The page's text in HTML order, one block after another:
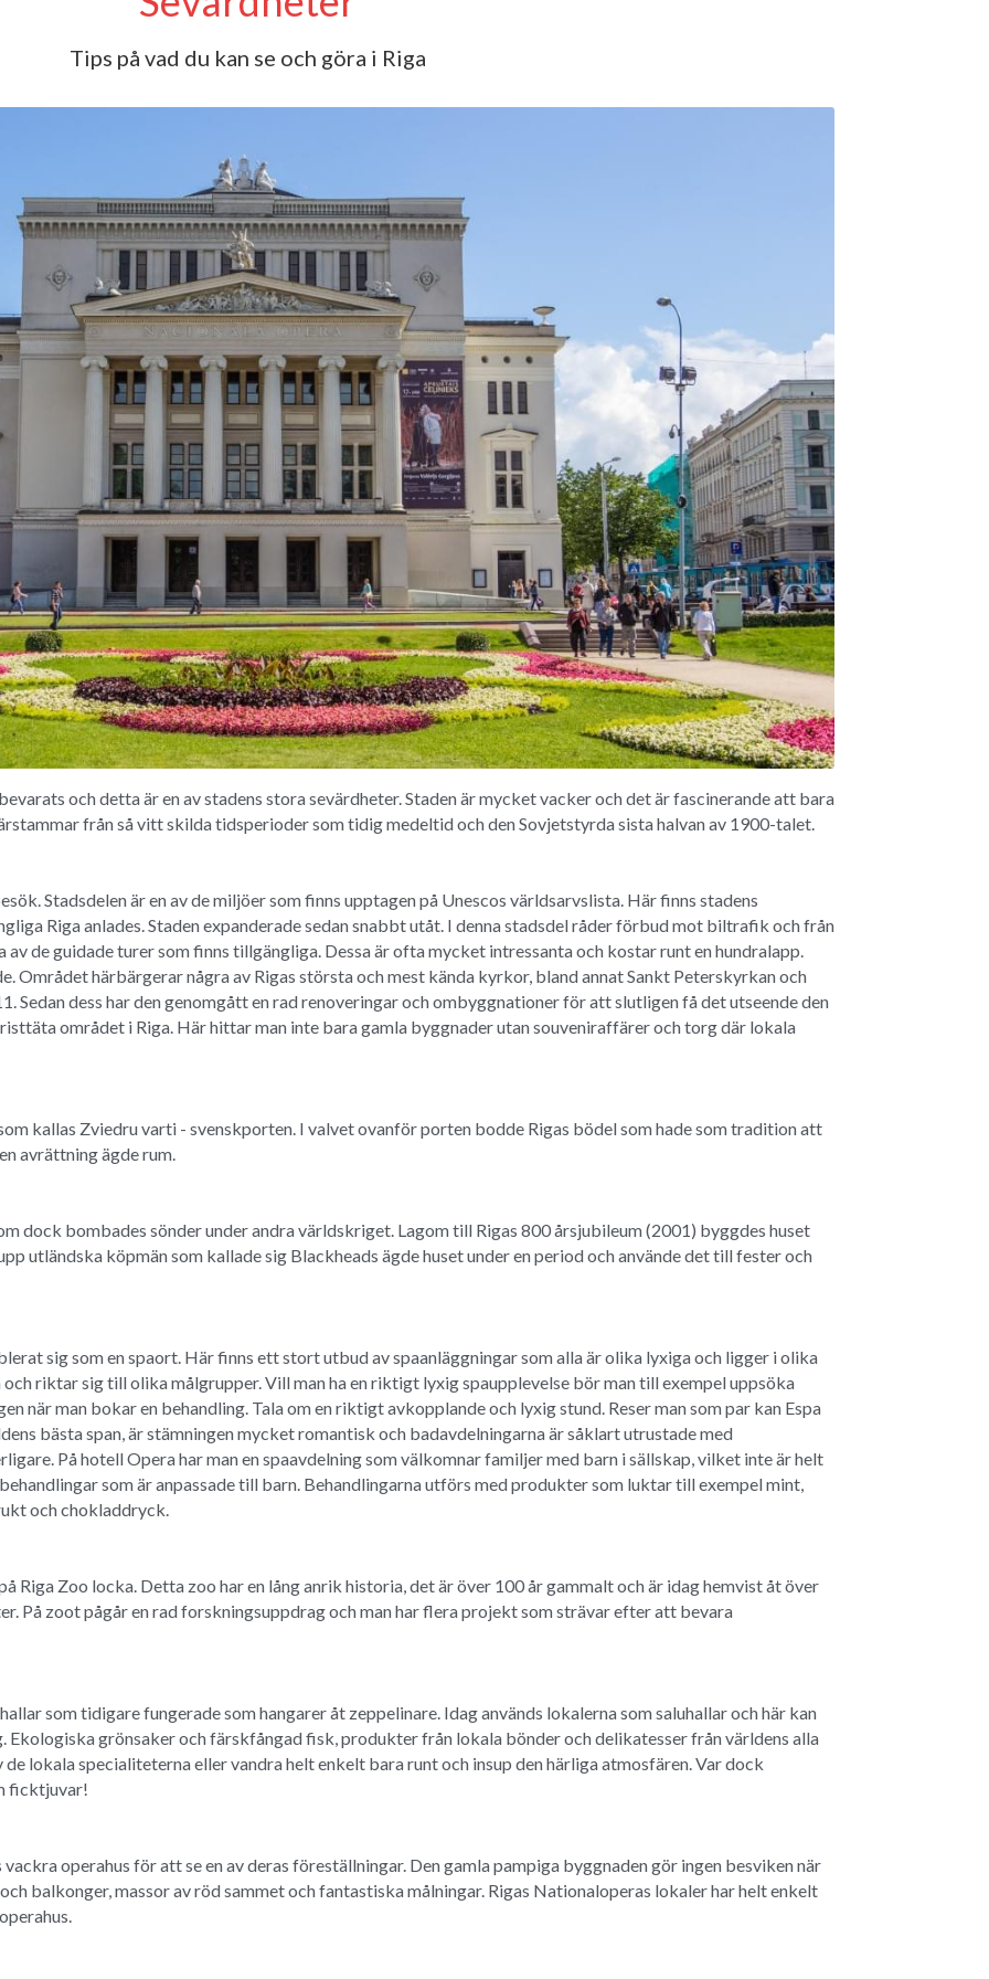
Tips på vad du kan se och göra i Riga
och detta är en av stadens stora sevärdheter. Staden är mycket vacker och det är fascinerande att bara
från så vitt skilda tidsperioder som tidig medeltid och den Sovjetstyrda sista halvan av 1900-talet.
Stadsdelen är en av de miljöer som finns upptagen på Unescos världsarvslista. Här finns stadens
Riga anlades. Staden expanderade sedan snabbt utåt. I denna stadsdel råder förbud mot biltrafik och från
de guidade turer som finns tillgängliga. Dessa är ofta mycket intressanta och kostar runt en hundralapp.
Området härbärgerar några av Rigas största och mest kända kyrkor, bland annat Sankt Peterskyrkan och
Sedan dess har den genomgått en rad renoveringar och ombyggnationer för att slutligen få det utseende den
området i Riga. Här hittar man inte bara gamla byggnader utan souveniraffärer och torg där lokala
kallas Zviedru varti - svenskporten. I valvet ovanför porten bodde Rigas bödel som hade som tradition att
avrättning ägde rum.
dock bombades sönder under andra världskriget. Lagom till Rigas 800 årsjubileum (2001) byggdes huset
utländska köpmän som kallade sig Blackheads ägde huset under en period och använde det till fester och
sig som en spaort. Här finns ett stort utbud av spaanläggningar som alla är olika lyxiga och ligger i olika
riktar sig till olika målgrupper. Vill man ha en riktigt lyxig spaupplevelse bör man till exempel uppsöka
när man bokar en behandling. Tala om en riktigt avkopplande och lyxig stund. Reser man som par kan Espa
bästa span, är stämningen mycket romantisk och badavdelningarna är såklart utrustade med
På hotell Opera har man en spaavdelning som välkomnar familjer med barn i sällskap, vilket inte är helt
som är anpassade till barn. Behandlingarna utförs med produkter som luktar till exempel mint,
och chokladdryck.
Riga Zoo locka. Detta zoo har en lång anrik historia, det är över 100 år gammalt och är idag hemvist åt över
På zoot pågår en rad forskningsuppdrag och man har flera projekt som strävar efter att bevara
som tidigare fungerade som hangarer åt zeppelinare. Idag används lokalerna som saluhallar och här kan
Ekologiska grönsaker och färskfångad fisk, produkter från lokala bönder och delikatesser från världens alla
lokala specialiteterna eller vandra helt enkelt bara runt och insup den härliga atmosfären. Var dock
ficktjuvar!
operahus för att se en av deras föreställningar. Den gamla pampiga byggnaden gör ingen besviken när
balkonger, massor av röd sammet och fantastiska målningar. Rigas Nationaloperas lokaler har helt enkelt